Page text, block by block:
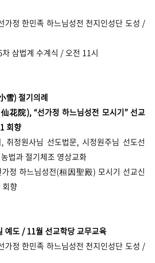
가정 한민족 하느님성전 천지인성단 도성 /
삼법계 수계식 / 오전 11시
雪) 절기의례
仙花院), “선가정 하느님성전 모시기”선교
회향
정원사님 선도법문, 시정원주님 선도선
법과 절기체조 영상교화
정 하느님성전(桓因聖殿) 모시기 선교신
향
예도 / 11월 선교학당 교무교육
가정 한민족 하느님성전 천지인성단 도성 /